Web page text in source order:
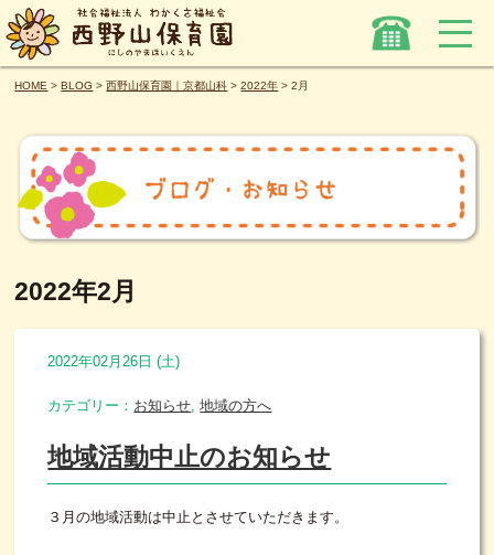
HOME >BLOG >西野山保育園｜京都山科 >2022年 >2月
2022年2月
2022年02月26日 (土)
カテゴリー： お知らせ,地域の方へ
地域活動中止のお知らせ
３月の地域活動は中止とさせていただきます。